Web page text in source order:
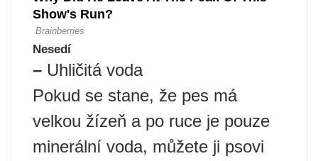
Nesedí
– Uhličitá voda
Pokud se stane, že pes má
velkou žízeň a po ruce je pouze
minerální voda, můžete ji psovi